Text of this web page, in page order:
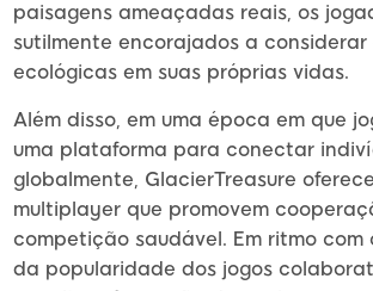
paisagens ameaçadas reais, os
sutilmente encorajados a considerar
ecológicas em suas próprias vidas.
Além disso, em uma época em que
uma plataforma para conectar
globalmente, GlacierTreasure
multiplayer que promovem
competição saudável. Em ritmo com
da popularidade dos jogos